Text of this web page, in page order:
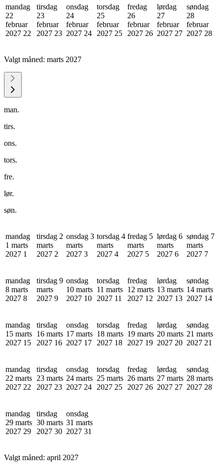
mandag
22
februar
2027 22
tirsdag
23
februar
2027 23
onsdag
24
februar
2027 24
torsdag
25
februar
2027 25
fredag
26
februar
2027 26
lørdag
27
februar
2027 27
søndag
28
februar
2027 28
Valgt måned: marts 2027
man.
tirs.
ons.
tors.
fre.
lør.
søn.
mandag
1 marts
2027 1
tirsdag 2
marts
2027 2
onsdag 3
marts
2027 3
torsdag 4
marts
2027 4
fredag 5
marts
2027 5
lørdag 6
marts
2027 6
søndag 7
marts
2027 7
mandag
8 marts
2027 8
tirsdag 9
marts
2027 9
onsdag
10 marts
2027 10
torsdag
11 marts
2027 11
fredag
12 marts
2027 12
lørdag
13 marts
2027 13
søndag
14 marts
2027 14
mandag
15 marts
2027 15
tirsdag
16 marts
2027 16
onsdag
17 marts
2027 17
torsdag
18 marts
2027 18
fredag
19 marts
2027 19
lørdag
20 marts
2027 20
søndag
21 marts
2027 21
mandag
22 marts
2027 22
tirsdag
23 marts
2027 23
onsdag
24 marts
2027 24
torsdag
25 marts
2027 25
fredag
26 marts
2027 26
lørdag
27 marts
2027 27
søndag
28 marts
2027 28
mandag
29 marts
2027 29
tirsdag
30 marts
2027 30
onsdag
31 marts
2027 31
Valgt måned: april 2027